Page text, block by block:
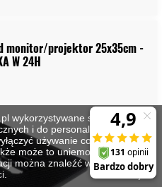
monitor/projektor 25x35cm -
W 24H
wykorzystywane są cookies w
i do personalizacji stron.
używanie cookies w
może to uniemożliwić złożenie
można znaleźć wPolityce